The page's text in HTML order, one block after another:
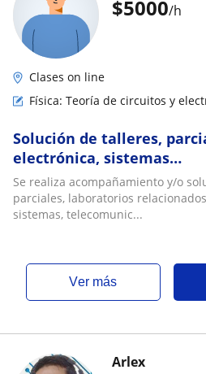
$5000/h
Clases on line
Física: Teoría de circuitos y
Solución de talleres,
electrónica, sistemas…
Se realiza acompañamiento y/o
parciales, laboratorios
sistemas, telecomunic...
ver más
Arlex